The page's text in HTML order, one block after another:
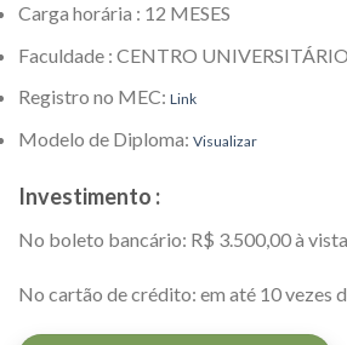
Carga horária : 12 MESES
Faculdade : CENTRO
Registro no MEC: Link
Modelo de Diploma: Visualizar
Investimento :
No boleto bancário: R$ 3.500,00 à vista.
No cartão de crédito: em até 10 vezes